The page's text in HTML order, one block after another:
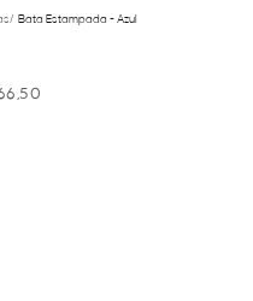
/ Bata Estampada - Azul